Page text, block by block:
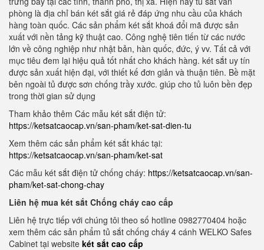
phòng là địa chỉ bán két sắt giá rẻ đáp ứng nhu cầu của khách
hàng toàn quốc. Các sản phẩm két sắt khoá đổi mã được sản
xuất với nền tảng kỹ thuật cao. Công nghệ tiên tiến từ các nước
lớn về công nghiệp như nhật bản, hàn quốc, đức, ý vv. Tất cả với
mục tiêu đem lại hiệu quả tốt nhất cho khách hàng. két sắt uy tín
được sản xuất hiện đại, với thiết kế đơn giản và thuận tiên. Bề mặt
bên ngoài tủ được sơn chống trầy xước. giúp cho tủ luôn bền đẹp
trong thời gian sử dụng
Tham khảo thêm Các mẫu két sắt điện tử:
https://ketsatcaocap.vn/san-pham/ket-sat-dien-tu
Xem thêm các sản phẩm két sắt khác tại:
https://ketsatcaocap.vn/san-pham/ket-sat
Các mẫu két sắt điện tử chống cháy: https://ketsatcaocap.vn/san-
pham/ket-sat-chong-chay
Liên hệ mua két sắt Chống cháy cao cấp
Liên hệ trực tiếp với chúng tôi theo số hotline 0982770404 hoặc
xem thêm các sản phẩm tủ sắt chống cháy 4 cánh WELKO Safes
Cabinet tại website két sắt cao cấp